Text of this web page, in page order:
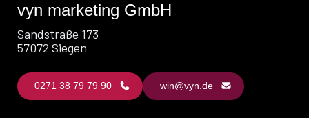
vyn marketing GmbH
Sandstraße 173
57072 Siegen
0271 38 79 79 90 win@vyn.de